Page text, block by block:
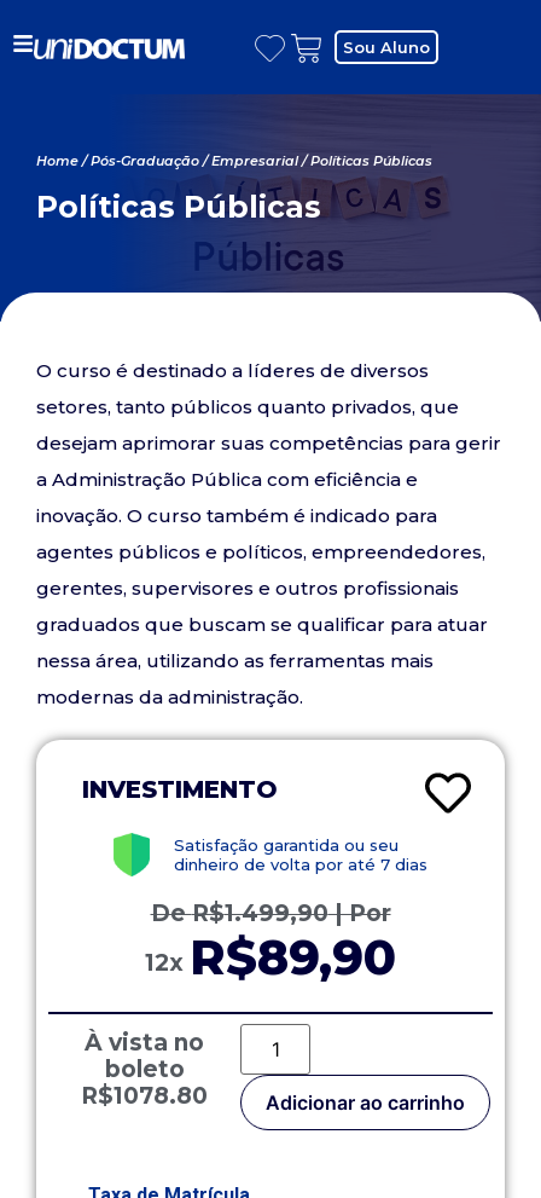
Sou Aluno
Home/Pós-Graduação/Empresarial/ Políticas Públicas
Políticas Públicas
O curso é destinado a líderes de diversos
setores, tanto públicos quanto privados, que
desejam aprimorar suas competências para gerir
a Administração Pública com eficiência e
inovação. O curso também é indicado para
agentes públicos e políticos, empreendedores,
gerentes, supervisores e outros profissionais
graduados que buscam se qualificar para atuar
nessa área, utilizando as ferramentas mais
modernas da administração.
INVESTIMENTO
Satisfação garantida ou seu
dinheiro de volta por até 7 dias
DeR$1.499,90| Por
12x R$89,90
À vista no
boleto
R$1078.80
Adicionar ao carrinho